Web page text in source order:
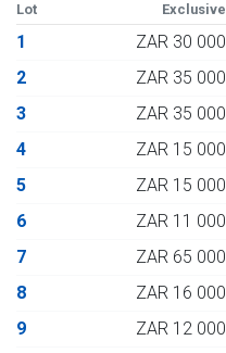
Lot Exclusive
1
ZAR 30 000
2
ZAR 35 000
3
ZAR 35 000
4
ZAR 15 000
5
ZAR 15 000
6
ZAR 11 000
7
ZAR 65 000
8
ZAR 16 000
9
ZAR 12 000